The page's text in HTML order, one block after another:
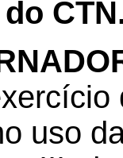
do
uso